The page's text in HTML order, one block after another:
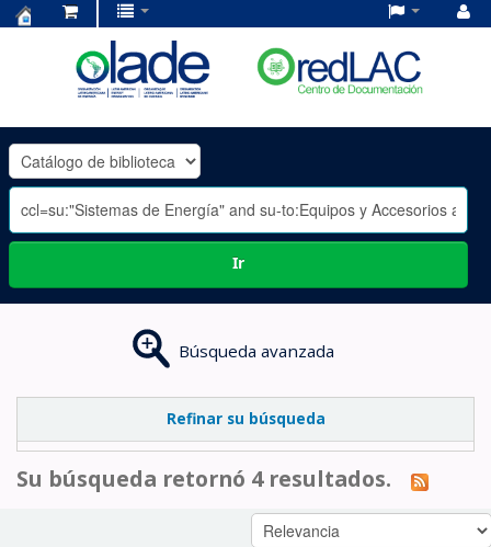
OLADE
-
Ir
Búsqueda avanzada
Refinar su búsqueda
Su búsqueda retornó 4 resultados.